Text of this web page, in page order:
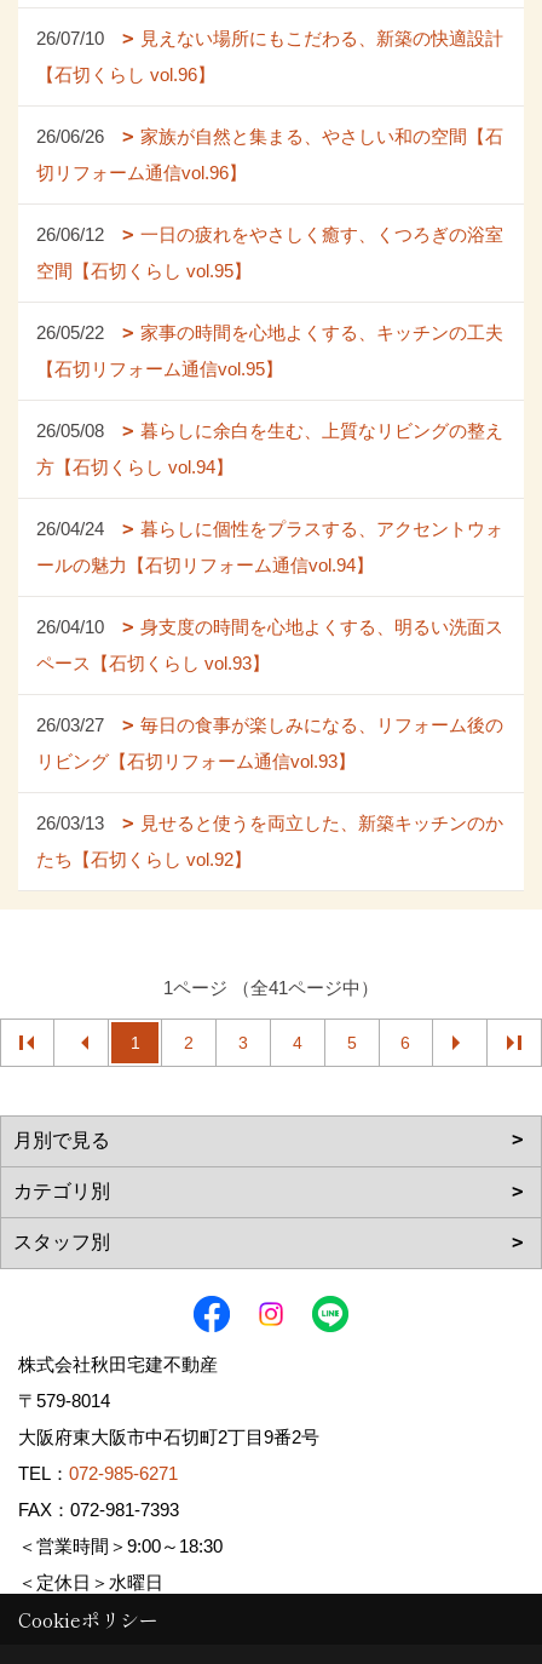
26/07/10
見えない場所にもこだわる、新築の快適設計
【石切くらし vol.96】
26/06/26
家族が自然と集まる、やさしい和の空間【石
切リフォーム通信vol.96】
26/06/12
一日の疲れをやさしく癒す、くつろぎの浴室
空間【石切くらし vol.95】
26/05/22
家事の時間を心地よくする、キッチンの工夫
【石切リフォーム通信vol.95】
26/05/08
暮らしに余白を生む、上質なリビングの整え
方【石切くらし vol.94】
26/04/24
暮らしに個性をプラスする、アクセントウォ
ールの魅力【石切リフォーム通信vol.94】
26/04/10
身支度の時間を心地よくする、明るい洗面ス
ペース【石切くらし vol.93】
26/03/27
毎日の食事が楽しみになる、リフォーム後の
リビング【石切リフォーム通信vol.93】
26/03/13
見せると使うを両立した、新築キッチンのか
たち【石切くらし vol.92】
1ページ （全41ページ中）
1 2 3 4 5 6
株式会社秋田宅建不動産
〒579-8014
大阪府東大阪市中石切町2丁目9番2号
TEL： 072-985-6271
FAX：072-981-7393
＜営業時間＞9:00～18:30
＜定休日＞水曜日
Cookieポリシー